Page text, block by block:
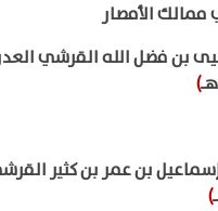
ممالك الأمصار
بن فضل الله القرشي
)
إسماعيل بن عمر بن كثير
)